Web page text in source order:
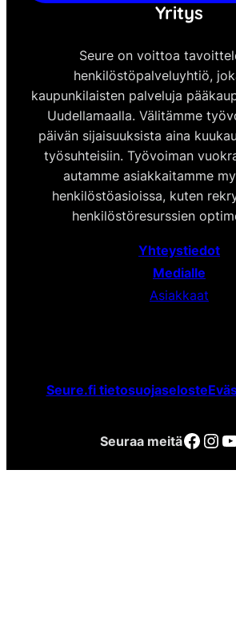
Yritys
Seure on voittoa
henkilöstöpalveluyhtiö,
kaupunkilaisten palveluja
Uudellamaalla. Välitämme
päivän sijaisuuksista aina
työsuhteisiin. Työvoiman
autamme asiakkaitamme
henkilöstöasioissa, kuten
henkilöstöresurssien
Yhteystiedot
Medialle
Asiakkaat
Seure.fi tietosuojaseloste
Seuraa meitäFacebook Instagram YouTube